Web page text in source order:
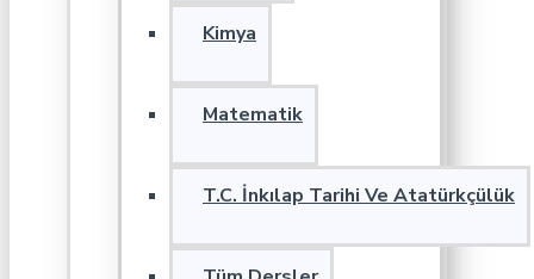
Kimya
Matematik
T.C. İnkılap Tarihi Ve Atatürkçülük